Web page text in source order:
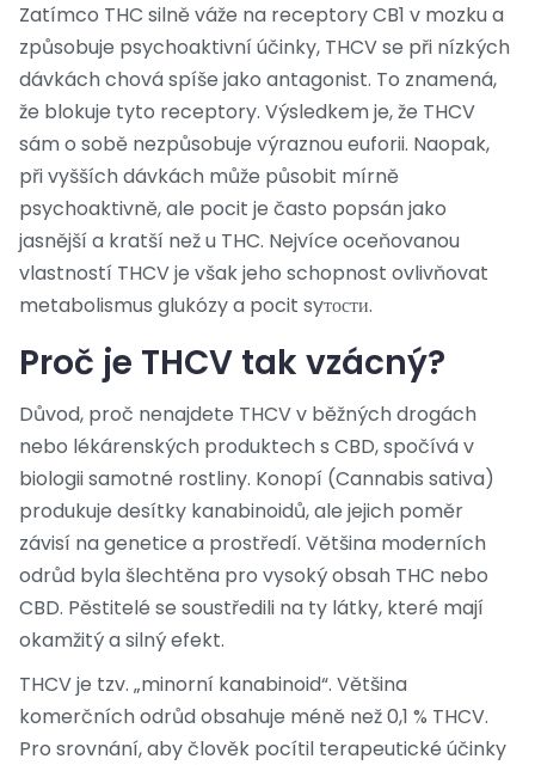
Zatímco THC silně váže na receptory CB1 v mozku a
způsobuje psychoaktivní účinky, THCV se při nízkých
dávkách chová spíše jako antagonist. To znamená,
že blokuje tyto receptory. Výsledkem je, že THCV
sám o sobě nezpůsobuje výraznou euforii. Naopak,
při vyšších dávkách může působit mírně
psychoaktivně, ale pocit je často popsán jako
jasnější a kratší než u THC. Nejvíce oceňovanou
vlastností THCV je však jeho schopnost ovlivňovat
metabolismus glukózy a pocit syтости.
Proč je THCV tak vzácný?
Důvod, proč nenajdete THCV v běžných drogách
nebo lékárenských produktech s CBD, spočívá v
biologii samotné rostliny. Konopí (Cannabis sativa)
produkuje desítky kanabinoidů, ale jejich poměr
závisí na genetice a prostředí. Většina moderních
odrůd byla šlechtěna pro vysoký obsah THC nebo
CBD. Pěstitelé se soustředili na ty látky, které mají
okamžitý a silný efekt.
THCV je tzv. „minorní kanabinoid“. Většina
komerčních odrůd obsahuje méně než 0,1 % THCV.
Pro srovnání, aby člověk pocítil terapeutické účinky